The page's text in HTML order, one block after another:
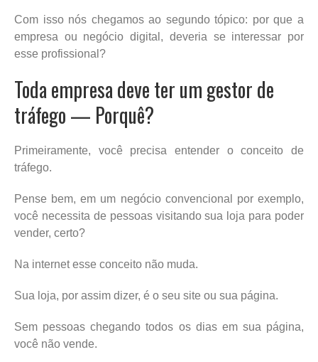
Com isso nós chegamos ao segundo tópico: por que a
empresa ou negócio digital, deveria se interessar por
esse profissional?
Toda empresa deve ter um gestor de
tráfego — Porquê?
Primeiramente, você precisa entender o conceito de
tráfego.
Pense bem, em um negócio convencional por exemplo,
você necessita de pessoas visitando sua loja para poder
vender, certo?
Na internet esse conceito não muda.
Sua loja, por assim dizer, é o seu site ou sua página.
Sem pessoas chegando todos os dias em sua página,
você não vende.